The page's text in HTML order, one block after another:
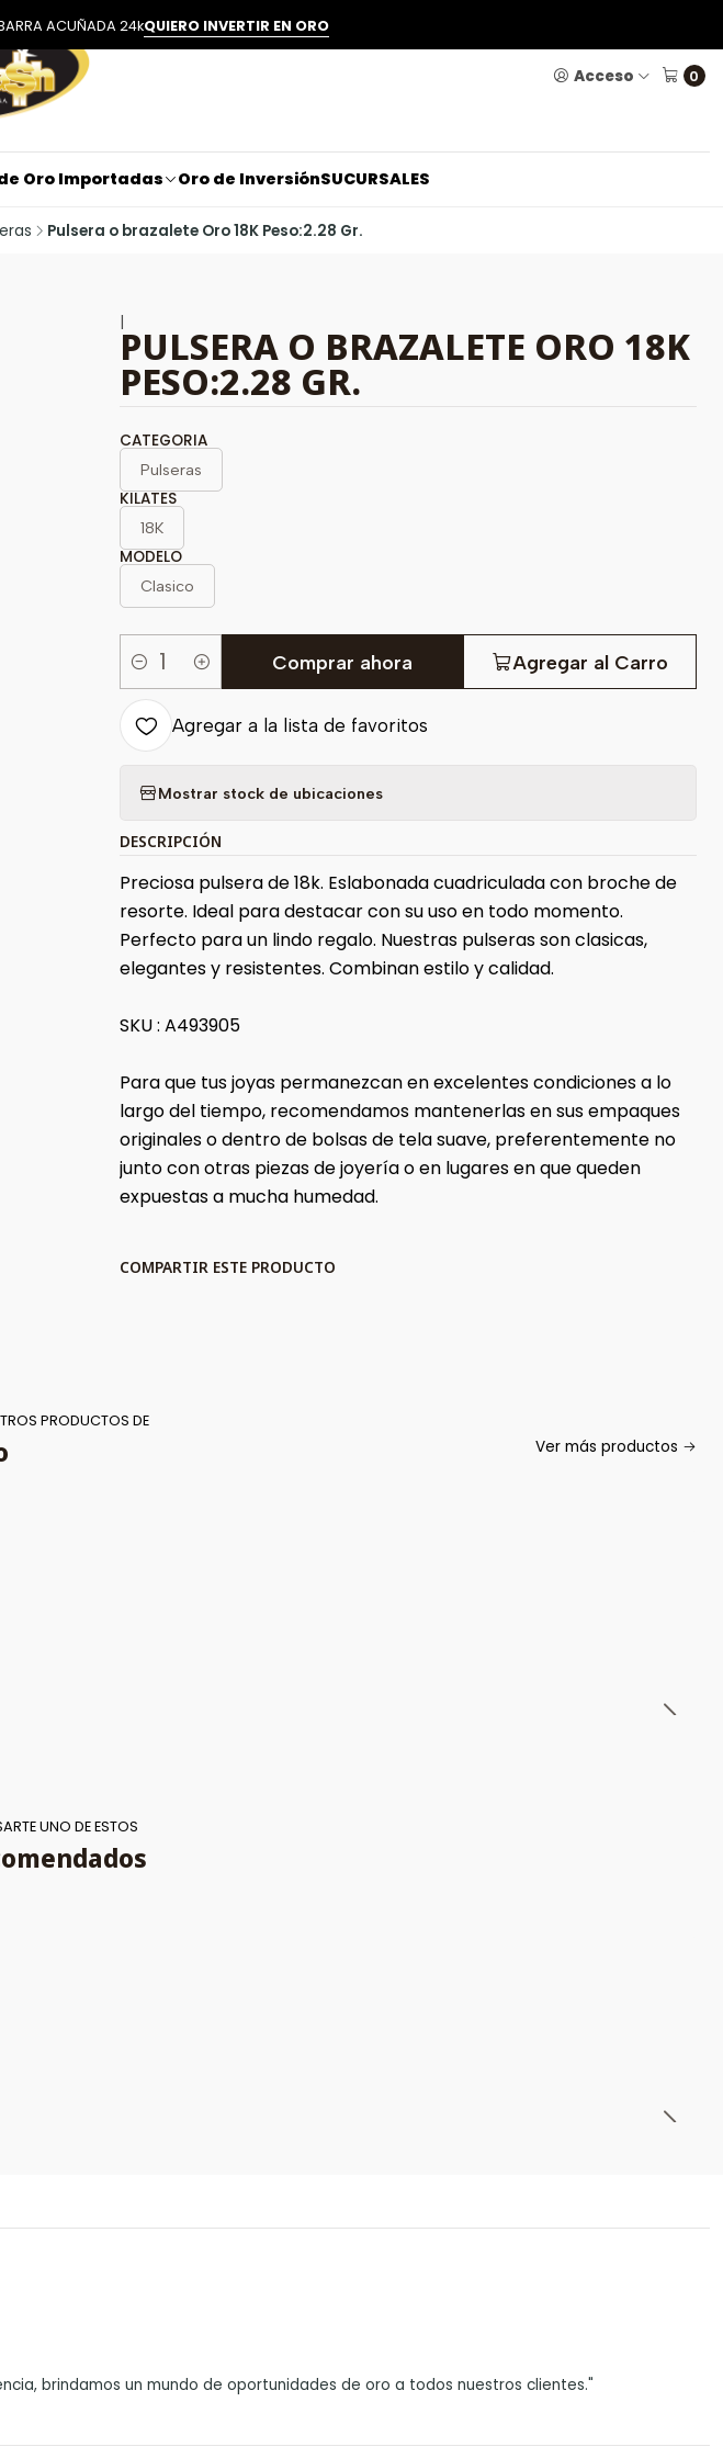
Acceso 0
Oro Importadas Oro de InversiónSUCURSALES
ACUÑADA 24kQUIERO INVERTIR EN ORO
Pulsera o brazalete Oro 18K Peso:2.28 Gr.
|
PULSERA O BRAZALETE ORO 18K
PESO:2.28 GR.
CATEGORIA
Pulseras
KILATES
18K
MODELO
Clasico
Cantidad
Agregar al Carro
Comprar ahora
Agregar a la lista de favoritos
Mostrar stock de ubicaciones
DESCRIPCIÓN
Preciosa pulsera de 18k. Eslabonada cuadriculada con broche de
resorte. Ideal para destacar con su uso en todo momento.
Perfecto para un lindo regalo. Nuestras pulseras son clasicas,
elegantes y resistentes. Combinan estilo y calidad.
SKU : A493905
Para que tus joyas permanezcan en excelentes condiciones a lo
largo del tiempo, recomendamos mantenerlas en sus empaques
originales o dentro de bolsas de tela suave, preferentemente no
junto con otras piezas de joyería o en lugares en que queden
expuestas a mucha humedad.
COMPARTIR ESTE PRODUCTO
PRODUCTOS DE
Ver más productos
UNO DE ESTOS
brindamos un mundo de oportunidades de oro a todos nuestros clientes."